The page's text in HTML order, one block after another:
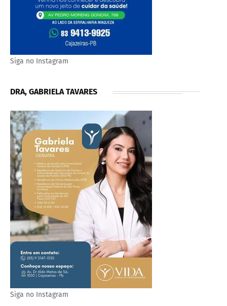
Siga no Instagram
DRA, GABRIELA TAVARES
Siga no Instagram